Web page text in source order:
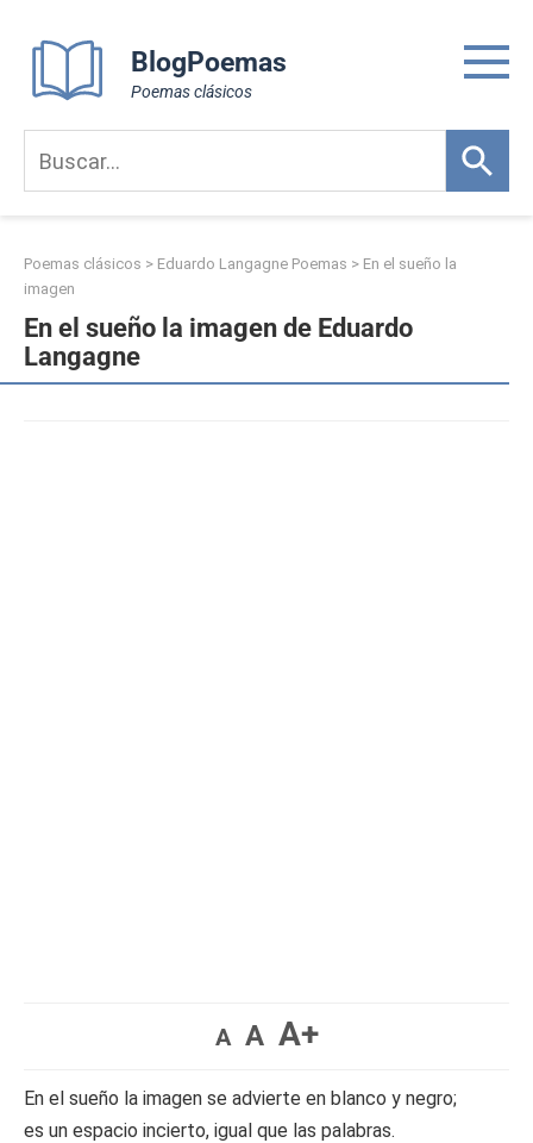
content
BlogPoemas
Poemas clásicos
Poemas clásicos > Eduardo Langagne Poemas > En el sueño la
imagen
En el sueño la imagen de Eduardo
Langagne
A A A+
En el sueño la imagen se advierte en blanco y negro;
es un espacio incierto, igual que las palabras.